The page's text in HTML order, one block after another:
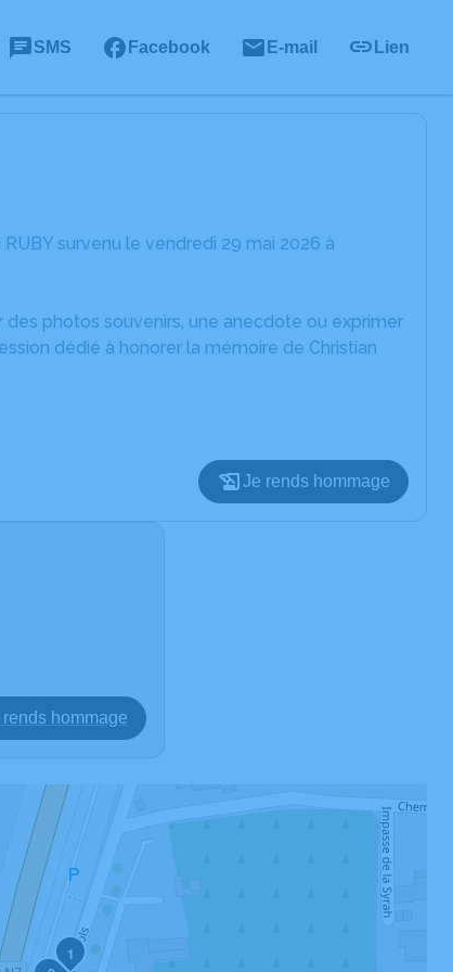
SMS Facebook E-mail Lien
survenu le vendredi 29 mai 2026 à
photos souvenirs, une anecdote ou exprimer
dédié à honorer la mémoire de Christian
Je rends hommage
rends hommage
1